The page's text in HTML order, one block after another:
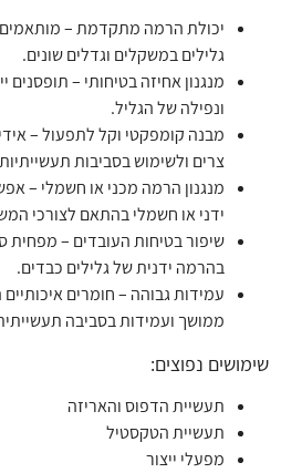
יכולת הרמה מתקדמת –
גלילים במשקלים וגדלים שונים.
מנגנון אחיזה בטיחותי – תופסנים
ונפילה של הגליל.
מבנה קומפקטי וקל לתפעול –
צרים ולשימוש בסביבות תעשייתיות
מנגנון הרמה מכני או חשמלי –
ידני או חשמלי בהתאם לצורכי
שיפור בטיחות העובדים – מפחית
בהרמה ידנית של גלילים כבדים.
עמידות גבוהה – חומרים
ממושך ועמידות בסביבה
שימושים נפוצים:
תעשיית הדפוס והאריזה
תעשיית הטקסטיל
מפעלי ייצור